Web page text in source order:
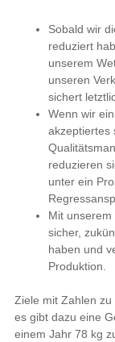
Sobald wir
reduziert
unserem
unseren
sichert
Wenn wir
akzeptiertes
reduzieren
unter ein
Mit
sicher,
haben und
Produktion.
Ziele mit Zahlen zu
es gibt dazu eine
einem Jahr 78 kg